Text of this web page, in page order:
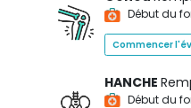
Début du
Commencer
HANCHE
Début du